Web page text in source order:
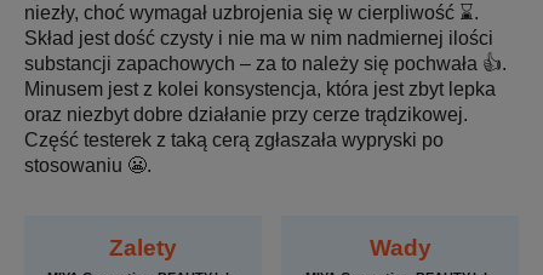
niezły, choć wymagał uzbrojenia się w cierpliwość ⌛.
Skład jest dość czysty i nie ma w nim nadmiernej ilości
substancji zapachowych – za to należy się pochwała 👍.
Minusem jest z kolei konsystencja, która jest zbyt lepka
oraz niezbyt dobre działanie przy cerze trądzikowej.
Część testerek z taką cerą zgłaszała wypryski po
stosowaniu 😬.
Zalety Wady